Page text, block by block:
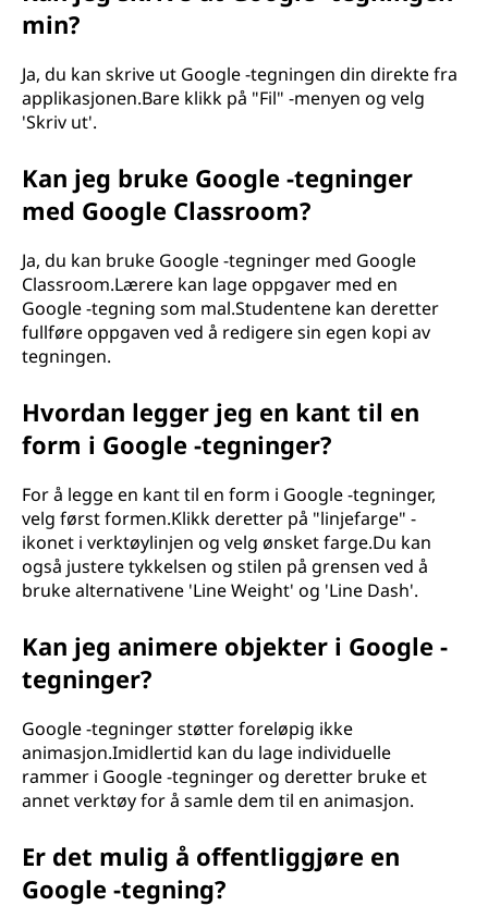
min?
Ja, du kan skrive ut Google -tegningen din direkte fra
applikasjonen.Bare klikk på "Fil" -menyen og velg
'Skriv ut'.
Kan jeg bruke Google -tegninger
med Google Classroom?
Ja, du kan bruke Google -tegninger med Google
Classroom.Lærere kan lage oppgaver med en
Google -tegning som mal.Studentene kan deretter
fullføre oppgaven ved å redigere sin egen kopi av
tegningen.
Hvordan legger jeg en kant til en
form i Google -tegninger?
For å legge en kant til en form i Google -tegninger,
velg først formen.Klikk deretter på "linjefarge" -
ikonet i verktøylinjen og velg ønsket farge.Du kan
også justere tykkelsen og stilen på grensen ved å
bruke alternativene 'Line Weight' og 'Line Dash'.
Kan jeg animere objekter i Google -
tegninger?
Google -tegninger støtter foreløpig ikke
animasjon.Imidlertid kan du lage individuelle
rammer i Google -tegninger og deretter bruke et
annet verktøy for å samle dem til en animasjon.
Er det mulig å offentliggjøre en
Google -tegning?